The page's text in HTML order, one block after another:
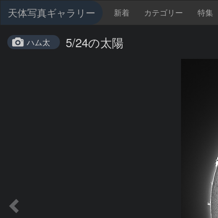
天体写真ギャラリー 新着 カテゴリー 特集
ハム太 5/24の太陽